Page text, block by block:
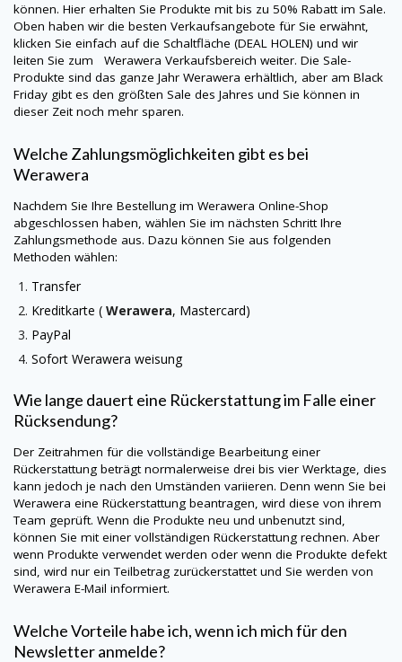
können. Hier erhalten Sie Produkte mit bis zu 50% Rabatt im Sale.
Oben haben wir die besten Verkaufsangebote für Sie erwähnt,
klicken Sie einfach auf die Schaltfläche (DEAL HOLEN) und wir
leiten Sie zum Werawera Verkaufsbereich weiter. Die Sale-
Produkte sind das ganze Jahr Werawera erhältlich, aber am Black
Friday gibt es den größten Sale des Jahres und Sie können in
dieser Zeit noch mehr sparen.
Welche Zahlungsmöglichkeiten gibt es bei
Werawera
Nachdem Sie Ihre Bestellung im Werawera Online-Shop
abgeschlossen haben, wählen Sie im nächsten Schritt Ihre
Zahlungsmethode aus. Dazu können Sie aus folgenden
Methoden wählen:
Transfer
Kreditkarte ( Werawera, Mastercard)
PayPal
Sofort Werawera weisung
Wie lange dauert eine Rückerstattung im Falle einer
Rücksendung?
Der Zeitrahmen für die vollständige Bearbeitung einer
Rückerstattung beträgt normalerweise drei bis vier Werktage, dies
kann jedoch je nach den Umständen variieren. Denn wenn Sie bei
Werawera eine Rückerstattung beantragen, wird diese von ihrem
Team geprüft. Wenn die Produkte neu und unbenutzt sind,
können Sie mit einer vollständigen Rückerstattung rechnen. Aber
wenn Produkte verwendet werden oder wenn die Produkte defekt
sind, wird nur ein Teilbetrag zurückerstattet und Sie werden von
Werawera E-Mail informiert.
Welche Vorteile habe ich, wenn ich mich für den
Newsletter anmelde?